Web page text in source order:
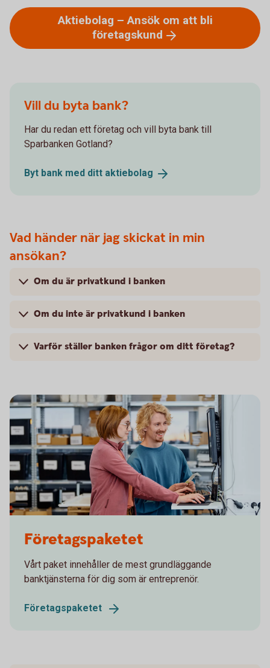
Aktiebolag – Ansök om att bli
företagskund
Vill du byta bank?
Har du redan ett företag och vill byta bank till
Sparbanken Gotland?
Byt bank med ditt aktiebolag
Vad händer när jag skickat in min
ansökan?
Om du är privatkund i banken
Om du inte är privatkund i banken
Varför ställer banken frågor om ditt företag?
Företagspaketet
Vårt paket innehåller de mest grundläggande
banktjänsterna för dig som är entreprenör.
Företagspaketet